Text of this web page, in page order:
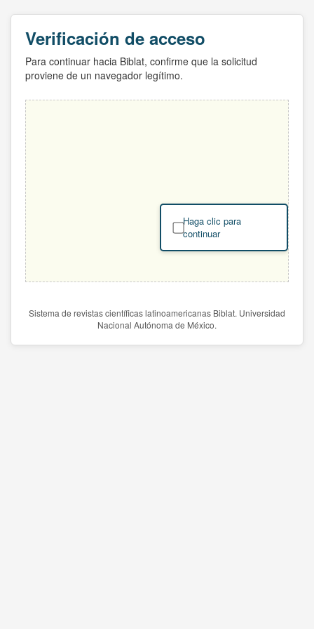
Verificación de acceso
Para continuar hacia Biblat, confirme que la solicitud
proviene de un navegador legítimo.
Haga clic para
continuar
Sistema de revistas científicas latinoamericanas Biblat. Universidad
Nacional Autónoma de México.